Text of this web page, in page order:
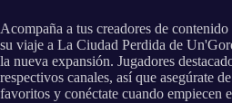
Acompaña a tus creadores de
su viaje a La Ciudad Perdida de
la nueva expansión. Jugadores
respectivos canales, así que asegúrate
favoritos y conéctate cuando empiecen